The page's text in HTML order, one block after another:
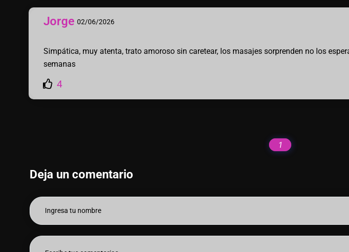
Jorge 02/06/2026
Simpática, muy atenta, trato amoroso sin caretear, los masajes sorprenden no los
semanas
4
1
Deja un comentario